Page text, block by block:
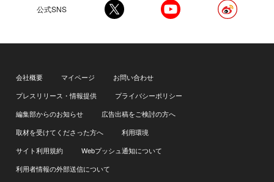
公式SNS
会社概要 マイページ
お問い合わせ
プレスリリース・情報提供
プライバシーポリシー
編集部からのお知らせ
広告出稿をご検討の方へ
取材を受けてくださった方へ
利用環境
サイト利用規約
Webプッシュ通知について
利用者情報の外部送信について